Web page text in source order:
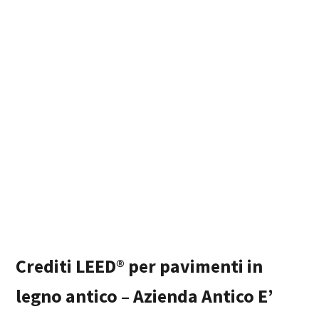
Crediti LEED® per pavimenti in
legno antico – Azienda Antico E’